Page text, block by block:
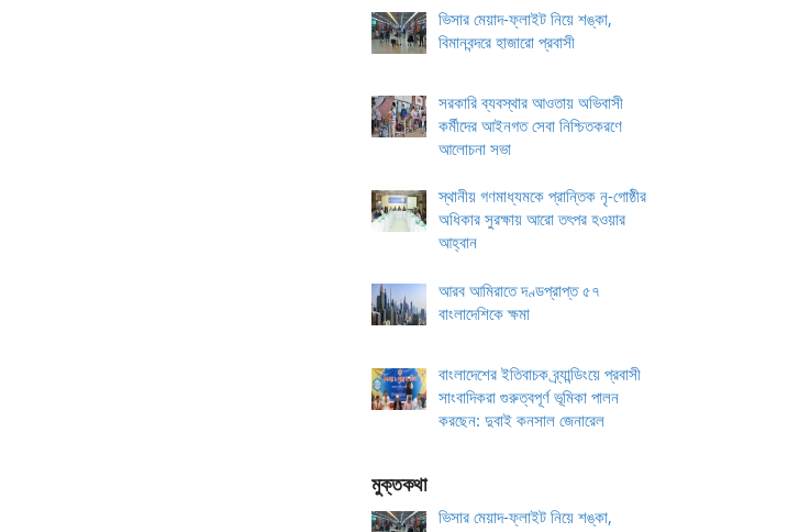
ভিসার মেয়াদ-ফ্লাইট নিয়ে শঙ্কা,
বিমানবন্দরে হাজারো প্রবাসী
সরকারি ব্যবস্থার আওতায় অভিবাসী
কর্মীদের আইনগত সেবা নিশ্চিতকরণে
আলোচনা সভা
স্থানীয় গণমাধ্যমকে প্রান্তিক নৃ-গোষ্ঠীর
অধিকার সুরক্ষায় আরো তৎপর হওয়ার
আহ্বান
আরব আমিরাতে দণ্ডপ্রাপ্ত ৫৭
বাংলাদেশিকে ক্ষমা
বাংলাদেশের ইতিবাচক ব্র্যান্ডিংয়ে প্রবাসী
সাংবাদিকরা গুরুত্বপূর্ণ ভূমিকা পালন
করছেন: দুবাই কনসাল জেনারেল
মুক্তকথা
ভিসার মেয়াদ-ফ্লাইট নিয়ে শঙ্কা,